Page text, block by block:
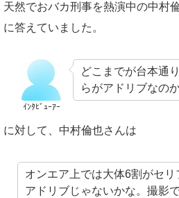
天然でおバカ刑事を熱演中の中村
に答えていました。
ｲﾝﾀﾋﾞｭｰｱｰ
どこまでが台本通
らがアドリブなの
に対して、中村倫也さんは
オンエア上では大体6割がセリ
アドリブじゃないかな。撮影